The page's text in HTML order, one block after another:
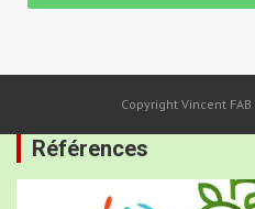
Copyright Vincent FAB
Références